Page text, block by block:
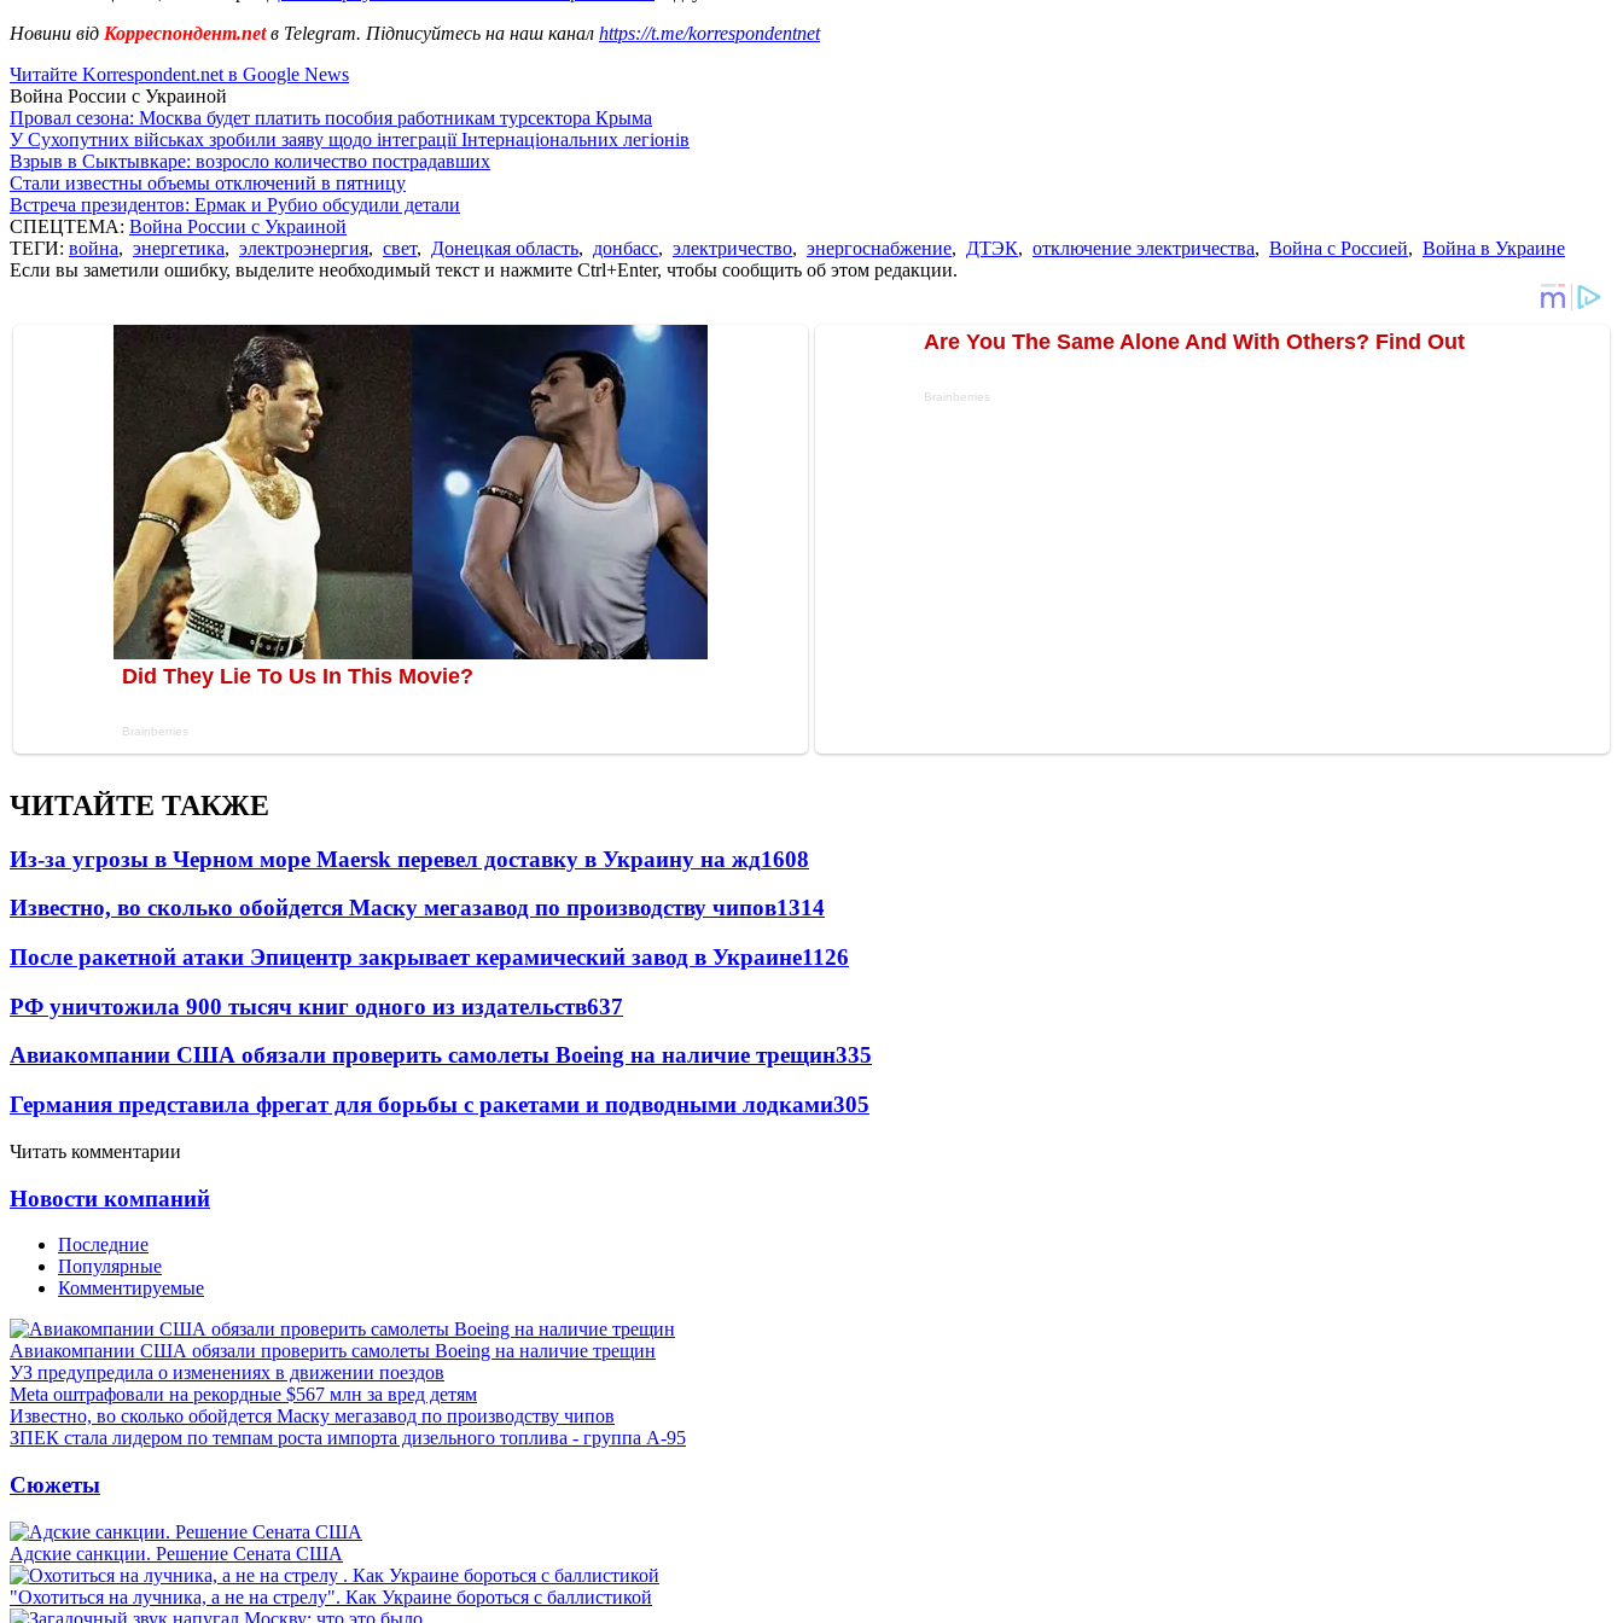
Новини від Корреспондент.netв Telegram. Підписуйтесь на наш канал https://t.me/korrespondentnet
Читайте Korrespondent.net в Google News
Война России с Украиной
Провал сезона: Москва будет платить пособия работникам турсектора Крыма
У Сухопутних військах зробили заяву щодо інтеграції Інтернаціональних легіонів
Взрыв в Сыктывкаре: возросло количество пострадавших
Стали известны объемы отключений в пятницу
Встреча президентов: Ермак и Рубио обсудили детали
СПЕЦТЕМА: Война России с Украиной
ТЕГИ: война, энергетика, электроэнергия, свет, Донецкая область, донбасс, электричество, энергоснабжение, ДТЭК, отключение электричества, Война с Россией, Война в Украине
Если вы заметили ошибку, выделите необходимый текст и нажмите Ctrl+Enter, чтобы сообщить об этом редакции.
ЧИТАЙТЕ ТАКЖЕ
Из-за угрозы в Черном море Maersk перевел доставку в Украину на жд1608
Известно, во сколько обойдется Маску мегазавод по производству чипов1314
После ракетной атаки Эпицентр закрывает керамический завод в Украине1126
РФ уничтожила 900 тысяч книг одного из издательств637
Авиакомпании США обязали проверить самолеты Boeing на наличие трещин335
Германия представила фрегат для борьбы с ракетами и подводными лодками305
Читать комментарии
Новости компаний
Последние
Популярные
Комментируемые
Авиакомпании США обязали проверить самолеты Boeing на наличие трещин
УЗ предупредила о изменениях в движении поездов
Meta оштрафовали на рекордные $567 млн за вред детям
Известно, во сколько обойдется Маску мегазавод по производству чипов
ЗПЕК стала лидером по темпам роста импорта дизельного топлива - группа А-95
Сюжеты
Адские санкции. Решение Сената США
"Охотиться на лучника, а не на стрелу". Как Украине бороться с баллистикой